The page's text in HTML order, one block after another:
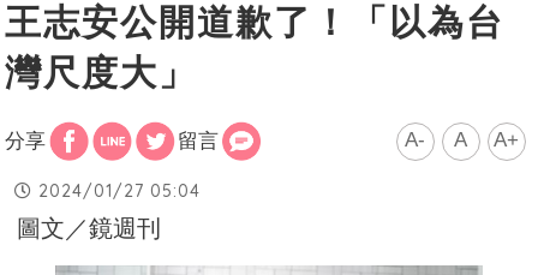
王志安公開道歉了！「以為台
灣尺度大」
分享 留言 A- A A+
2024/01/27 05:04
圖文／鏡週刊